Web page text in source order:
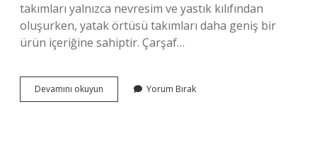
takımları yalnızca nevresim ve yastık kılıfından
oluşurken, yatak örtüsü takımları daha geniş bir
ürün içeriğine sahiptir. Çarşaf…
Devamını okuyun
Takımı
Yorum Bırak